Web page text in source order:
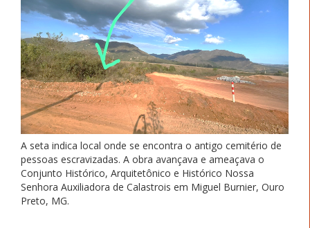
A seta indica local onde se encontra o antigo cemitério de
pessoas escravizadas. A obra avançava e ameaçava o
Conjunto Histórico, Arquitetônico e Histórico Nossa
Senhora Auxiliadora de Calastrois em Miguel Burnier, Ouro
Preto, MG.